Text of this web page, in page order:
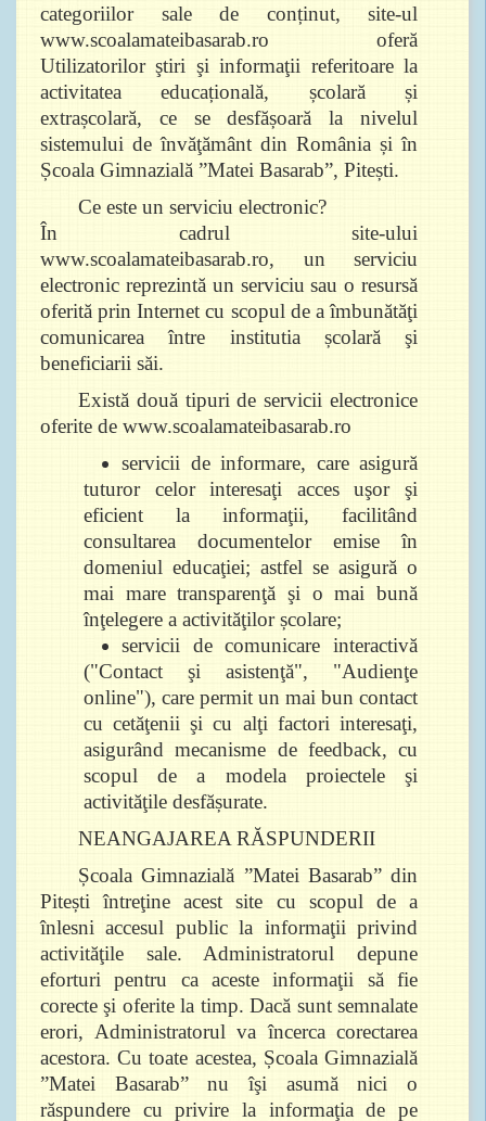
categoriilor sale de conținut, site-ul
www.scoalamateibasarab.ro oferă
Utilizatorilor ştiri şi informaţii referitoare la
activitatea educațională, școlară și
extrașcolară, ce se desfășoară la nivelul
sistemului de învăţământ din România și în
Școala Gimnazială ”Matei Basarab”, Pitești.
Ce este un serviciu electronic?
În cadrul site-ului
www.scoalamateibasarab.ro, un serviciu
electronic reprezintă un serviciu sau o resursă
oferită prin Internet cu scopul de a îmbunătăţi
comunicarea între institutia școlară şi
beneficiarii săi.
Există două tipuri de servicii electronice
oferite de www.scoalamateibasarab.ro
servicii de informare, care asigură
tuturor celor interesaţi acces uşor şi
eficient la informaţii, facilitând
consultarea documentelor emise în
domeniul educaţiei; astfel se asigură o
mai mare transparenţă şi o mai bună
înţelegere a activităţilor școlare;
servicii de comunicare interactivă
("Contact şi asistenţă", "Audienţe
online"), care permit un mai bun contact
cu cetăţenii şi cu alţi factori interesaţi,
asigurând mecanisme de feedback, cu
scopul de a modela proiectele şi
activităţile desfășurate.
NEANGAJAREA RĂSPUNDERII
Școala Gimnazială ”Matei Basarab” din
Pitești întreţine acest site cu scopul de a
înlesni accesul public la informaţii privind
activităţile sale. Administratorul depune
eforturi pentru ca aceste informaţii să fie
corecte şi oferite la timp. Dacă sunt semnalate
erori, Administratorul va încerca corectarea
acestora. Cu toate acestea, Școala Gimnazială
”Matei Basarab” nu îşi asumă nici o
răspundere cu privire la informaţia de pe